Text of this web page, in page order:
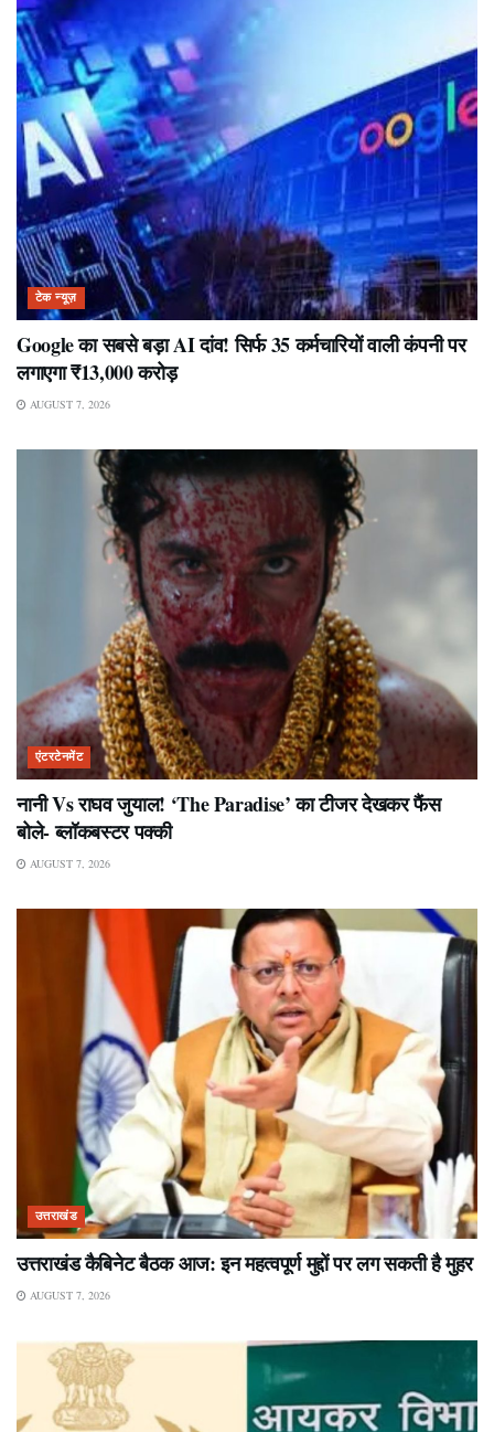
टेक न्यूज़
Google का सबसे बड़ा AI दांव! सिर्फ 35 कर्मचारियों वाली कंपनी पर
लगाएगा ₹13,000 करोड़
AUGUST 7, 2026
एंटरटेनमेंट
नानी Vs राघव जुयाल! ‘The Paradise’ का टीजर देखकर फैंस
बोले- ब्लॉकबस्टर पक्की
AUGUST 7, 2026
उत्तराखंड
उत्तराखंड कैबिनेट बैठक आज: इन महत्वपूर्ण मुद्दों पर लग सकती है मुहर
AUGUST 7, 2026